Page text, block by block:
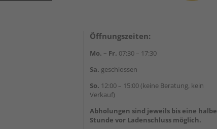
Öffnungszeiten:
Mo. – Fr. 07:30 – 17:30
Sa. geschlossen
So. 12:00 – 15:00 (keine Beratung, kein
Verkauf)
Abholungen sind jeweils bis eine halbe
Stunde vor Ladenschluss möglich.